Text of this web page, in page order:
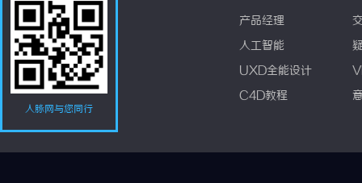
人脉网与您同行
产品经理
人工智能
UXD全能设计
C4D教程